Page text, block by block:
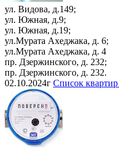
ул. Видова, д.149;
ул. Южная, д.9;
ул. Южная, д.19;
ул.Мурата Ахеджака, д. 6;
ул.Мурата Ахеджака, д. 4
пр. Дзержинского, д. 232;
пр. Дзержинского, д. 232.
02.10.2024г Список